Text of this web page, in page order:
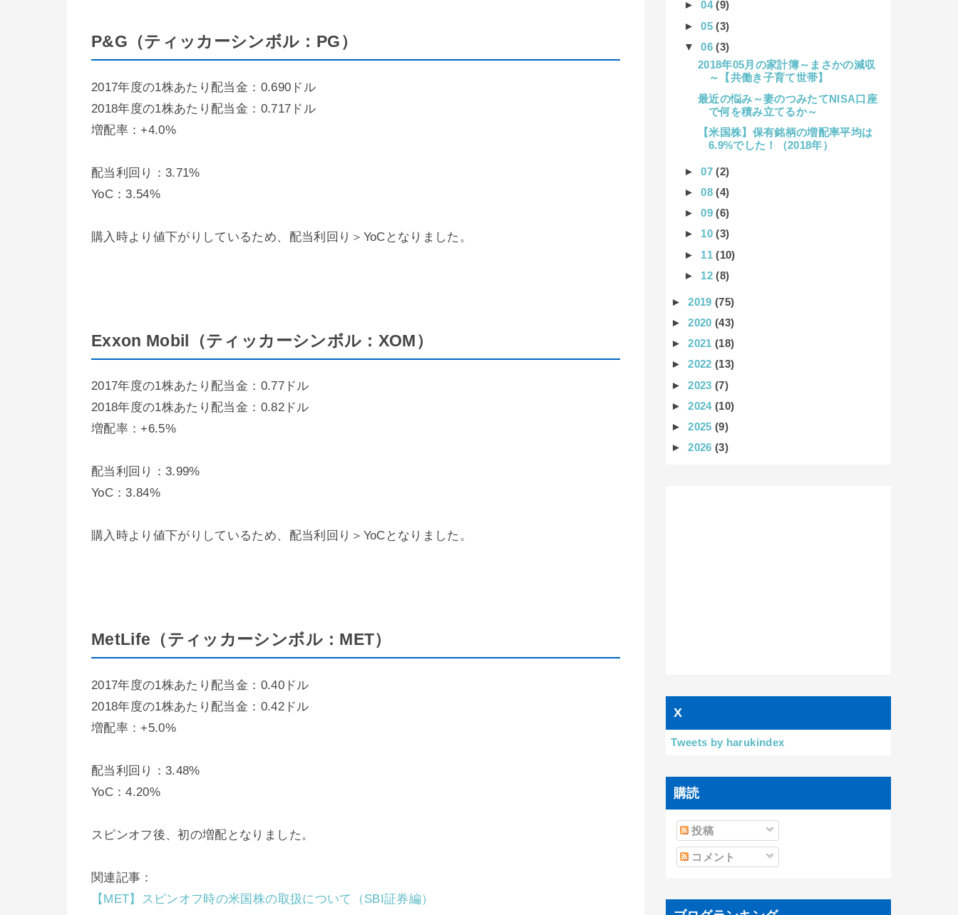
P&G（ティッカーシンボル：PG）
2017年度の1株あたり配当金：0.690ドル
2018年度の1株あたり配当金：0.717ドル
増配率：+4.0%
配当利回り：3.71%
YoC：3.54%
購入時より値下がりしているため、配当利回り＞YoCとなりました。
Exxon Mobil（ティッカーシンボル：XOM）
2017年度の1株あたり配当金：0.77ドル
2018年度の1株あたり配当金：0.82ドル
増配率：+6.5%
配当利回り：3.99%
YoC：3.84%
購入時より値下がりしているため、配当利回り＞YoCとなりました。
MetLife（ティッカーシンボル：MET）
2017年度の1株あたり配当金：0.40ドル
2018年度の1株あたり配当金：0.42ドル
増配率：+5.0%
配当利回り：3.48%
YoC：4.20%
スピンオフ後、初の増配となりました。
関連記事：
【MET】スピンオフ時の米国株の取扱について（SBI証券編）
►04(9)
►05(3)
▼06(3)
2018年05月の家計簿～まさかの減収
～【共働き子育て世帯】
最近の悩み～妻のつみたてNISA口座
で何を積み立てるか～
【米国株】保有銘柄の増配率平均は
6.9%でした！（2018年）
►07(2)
►08(4)
►09(6)
► 10(3)
► 11(10)
► 12(8)
►2019(75)
►2020(43)
►2021(18)
►2022(13)
►2023(7)
►2024(10)
►2025(9)
►2026(3)
X
Tweets by harukindex
購読
投稿
コメント